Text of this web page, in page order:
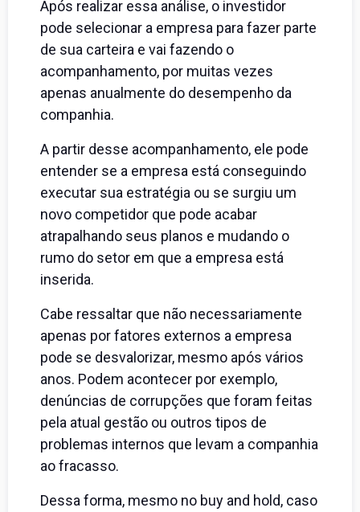
Após realizar essa análise, o investidor
pode selecionar a empresa para fazer parte
de sua carteira e vai fazendo o
acompanhamento, por muitas vezes
apenas anualmente do desempenho da
companhia.
A partir desse acompanhamento, ele pode
entender se a empresa está conseguindo
executar sua estratégia ou se surgiu um
novo competidor que pode acabar
atrapalhando seus planos e mudando o
rumo do setor em que a empresa está
inserida.
Cabe ressaltar que não necessariamente
apenas por fatores externos a empresa
pode se desvalorizar, mesmo após vários
anos. Podem acontecer por exemplo,
denúncias de corrupções que foram feitas
pela atual gestão ou outros tipos de
problemas internos que levam a companhia
ao fracasso.
Dessa forma, mesmo no buy and hold, caso